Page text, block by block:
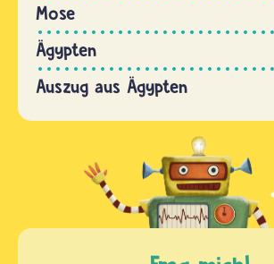
Mose
Ägypten
Auszug aus Ägypten